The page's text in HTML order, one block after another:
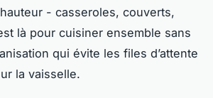
- casseroles, couverts,
là pour cuisiner ensemble sans
qui évite les files d’attente
la vaisselle.